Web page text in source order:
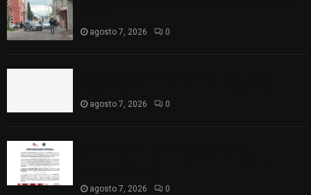
agosto 7, 2026 0
agosto 7, 2026 0
agosto 7, 2026 0